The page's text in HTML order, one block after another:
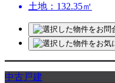
土地：132.35㎡
中古戸建